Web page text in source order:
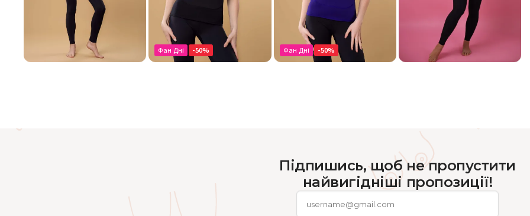
Фан Дні -50% Фан Дні -50%
Підпишись, щоб не пропустити
найвигідніші пропозиції!